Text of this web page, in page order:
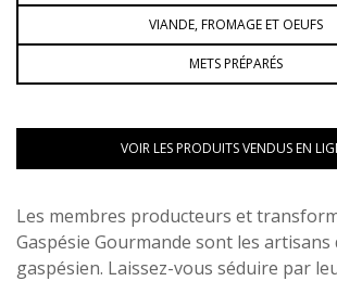
VIANDE, FROMAGE ET OEUFS
METS PRÉPARÉS
VOIR LES PRODUITS VENDUS EN
Les membres producteurs et
Gaspésie Gourmande sont les
gaspésien. Laissez-vous séduire par